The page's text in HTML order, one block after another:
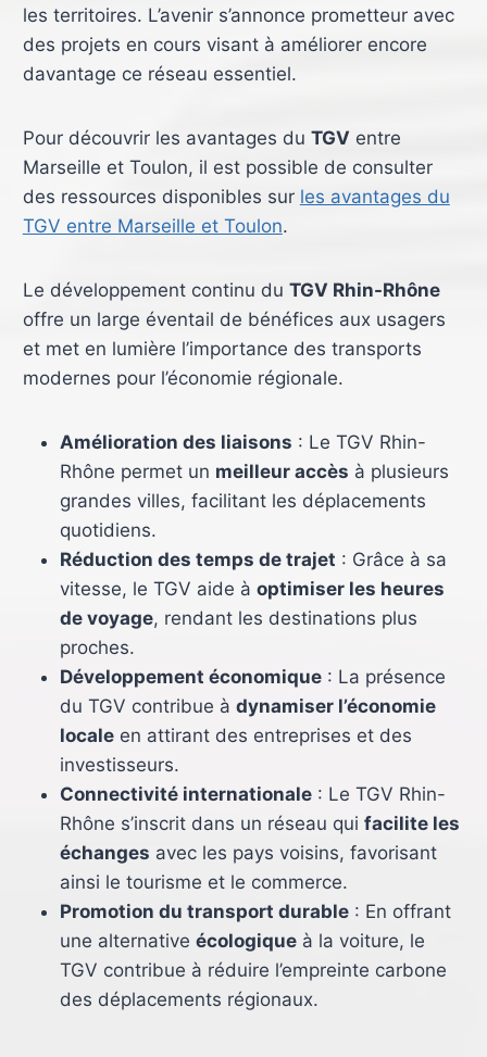
les territoires. L’avenir s’annonce prometteur avec
des projets en cours visant à améliorer encore
davantage ce réseau essentiel.
Pour découvrir les avantages du TGV entre
Marseille et Toulon, il est possible de consulter
des ressources disponibles sur les avantages du
TGV entre Marseille et Toulon.
Le développement continu du TGV Rhin-Rhône
offre un large éventail de bénéfices aux usagers
et met en lumière l’importance des transports
modernes pour l’économie régionale.
Amélioration des liaisons : Le TGV Rhin-
Rhône permet un meilleur accès à plusieurs
grandes villes, facilitant les déplacements
quotidiens.
Réduction des temps de trajet : Grâce à sa
vitesse, le TGV aide à optimiser les heures
de voyage, rendant les destinations plus
proches.
Développement économique: La présence
du TGV contribue à dynamiser l’économie
localeen attirant des entreprises et des
investisseurs.
Connectivité internationale: Le TGV Rhin-
Rhône s’inscrit dans un réseau qui facilite les
échanges avec les pays voisins, favorisant
ainsi le tourisme et le commerce.
Promotion du transport durable: En offrant
une alternative écologiqueà la voiture, le
TGV contribue à réduire l’empreinte carbone
des déplacements régionaux.